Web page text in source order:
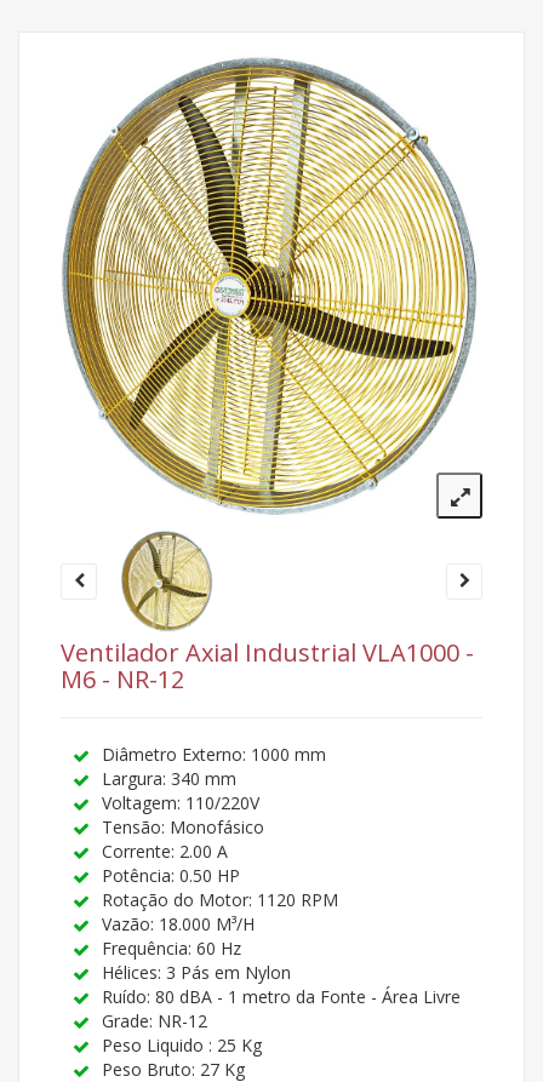
Ventilador Axial Industrial VLA1000 -
M6 - NR-12
Diâmetro Externo: 1000 mm
Largura: 340 mm
Voltagem: 110/220V
Tensão: Monofásico
Corrente: 2.00 A
Potência: 0.50 HP
Rotação do Motor: 1120 RPM
Vazão: 18.000 M³/H
Frequência: 60 Hz
Hélices: 3 Pás em Nylon
Ruído: 80 dBA - 1 metro da Fonte - Área Livre
Grade: NR-12
Peso Liquido : 25 Kg
Peso Bruto: 27 Kg